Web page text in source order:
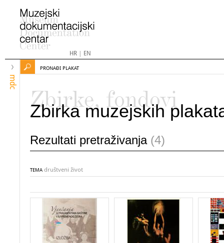
HR| EN
mdc
PRONAĐI PLAKAT
Zbirke, fondovi
Zbirka muzejskih
Rezultati pretraživanja (4)
TEMA društveni život